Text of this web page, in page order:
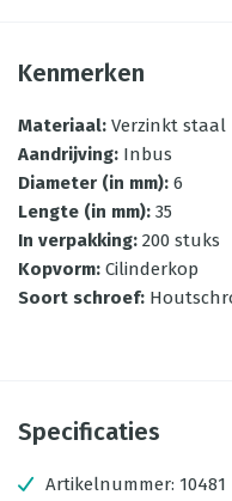
Kenmerken
Materiaal: Verzinkt staal
Aandrijving: Inbus
Diameter (in mm): 6
Lengte (in mm): 35
In verpakking: 200 stuks
Kopvorm: Cilinderkop
Soort schroef:
Specificaties
Artikelnummer: 10481